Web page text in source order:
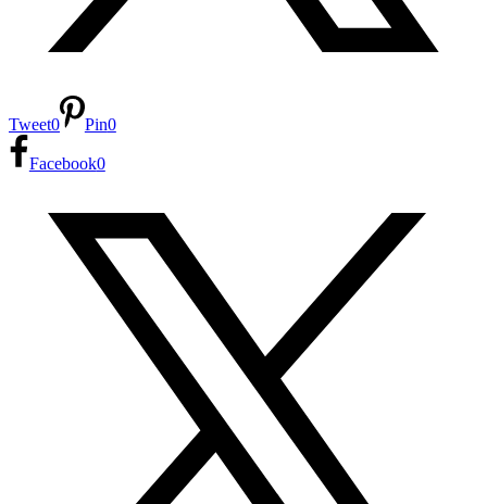
Tweet0 Pin0
Facebook0